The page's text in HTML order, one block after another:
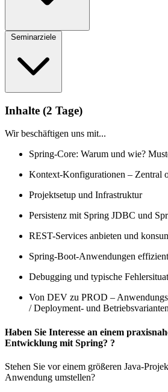
Seminarziele
Inhalte (2 Tage)
Wir beschäftigen uns mit...
Spring-Core: Warum und wie?
Kontext-Konfigurationen – Zentral
Projektsetup und Infrastruktur
Persistenz mit Spring JDBC und
REST-Services anbieten und
Spring-Boot-Anwendungen
Debugging und typische
Von DEV zu PROD –
/ Deployment- und
Haben Sie Interesse an einem
Entwicklung mit Spring? ?
Stehen Sie vor einem größeren Java-
Anwendung umstellen?